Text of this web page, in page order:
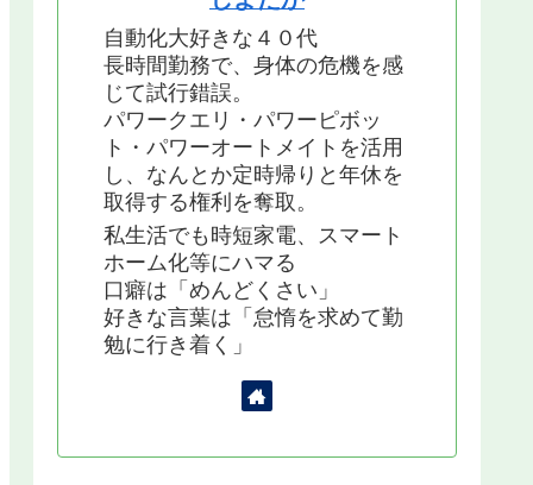
自動化大好きな４０代
長時間勤務で、身体の危機を感
じて試行錯誤。
パワークエリ・パワーピボッ
ト・パワーオートメイトを活用
し、なんとか定時帰りと年休を
取得する権利を奪取。
私生活でも時短家電、スマート
ホーム化等にハマる
口癖は「めんどくさい」
好きな言葉は「怠惰を求めて勤
勉に行き着く」